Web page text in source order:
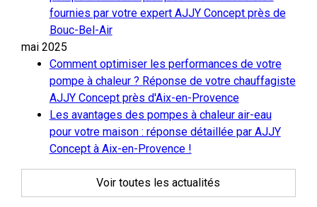
fournies par votre expert AJJY Concept près de
Bouc-Bel-Air
mai 2025
Comment optimiser les performances de votre
pompe à chaleur ? Réponse de votre chauffagiste
AJJY Concept près d'Aix-en-Provence
Les avantages des pompes à chaleur air-eau
pour votre maison : réponse détaillée par AJJY
Concept à Aix-en-Provence !
Voir toutes les actualités